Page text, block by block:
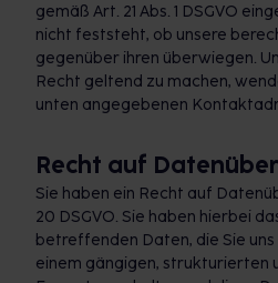
gemäß Art. 21 Abs. 1 DSGVO
nicht feststeht, ob unsere
gegenüber ihren überwiegen.
Recht geltend zu machen,
unten angegebenen
Recht auf
Sie haben ein Recht auf
20 DSGVO. Sie haben hierbei
betreffenden Daten, die Sie
einem gängigen, strukturierten